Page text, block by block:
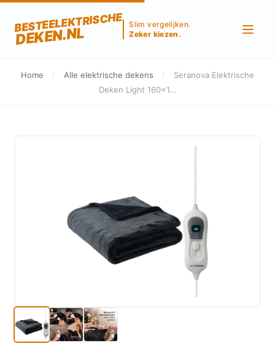
BESTEELEKTRISCHE
DEKEN.NL
Slim vergelijken.
Zeker kiezen.
Home / Alle elektrische dekens /
Seranova Elektrische
Deken Light 160x1...